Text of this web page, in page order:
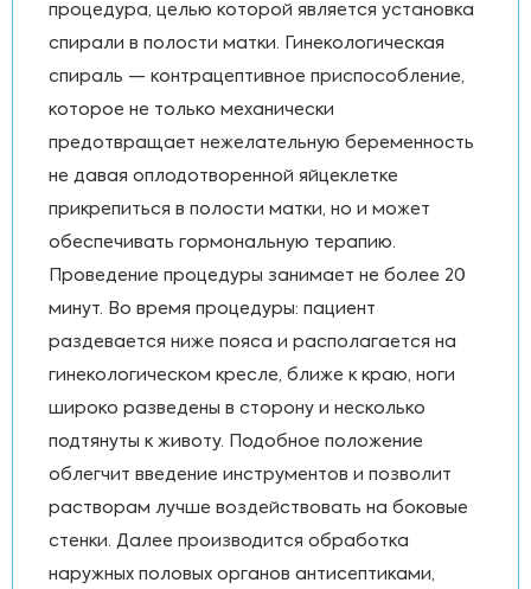
процедура, целью которой является установка
спирали в полости матки. Гинекологическая
спираль — контрацептивное приспособление,
которое не только механически
предотвращает нежелательную беременность
не давая оплодотворенной яйцеклетке
прикрепиться в полости матки, но и может
обеспечивать гормональную терапию.
Проведение процедуры занимает не более 20
минут. Во время процедуры: пациент
раздевается ниже пояса и располагается на
гинекологическом кресле, ближе к краю, ноги
широко разведены в сторону и несколько
подтянуты к животу. Подобное положение
облегчит введение инструментов и позволит
растворам лучше воздействовать на боковые
стенки. Далее производится обработка
наружных половых органов антисептиками,